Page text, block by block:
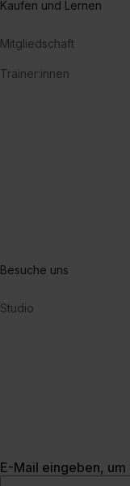
Kaufen und Lernen
Mitgliedschaft
Trainer:innen
Besuche uns
Studio
E-Mail eingeben,